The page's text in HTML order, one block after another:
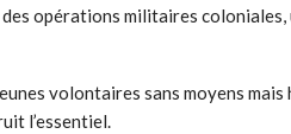
opérations militaires
volontaires sans moyens mais
l’essentiel.